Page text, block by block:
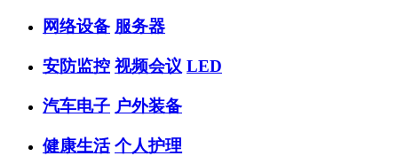
网络设备 服务器
安防监控 视频会议 LED
汽车电子 户外装备
健康生活 个人护理